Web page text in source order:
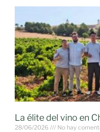
La élite del vino en
28/06/2026 No hay